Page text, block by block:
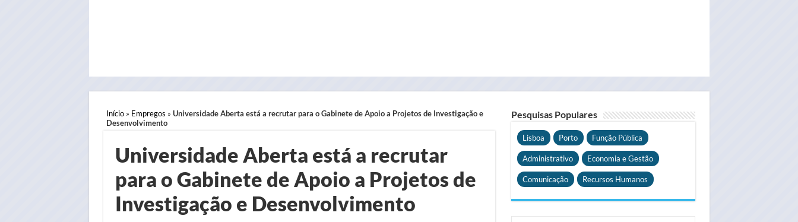
Início» Empregos » Universidade Aberta está a recrutar para o Gabinete de Apoio a Projetos de Investigação e
Desenvolvimento
Universidade Aberta está a recrutar
para o Gabinete de Apoio a Projetos de
Investigação e Desenvolvimento
Pesquisas Populares
Lisboa Porto Função Pública
Administrativo Economia e Gestão
Comunicação Recursos Humanos